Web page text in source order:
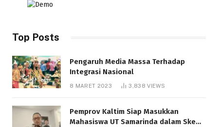
Top Posts
Pengaruh Media Massa Terhadap
Integrasi Nasional
8 MARET 2023 3,838VIEWS
Pemprov Kaltim Siap Masukkan
Mahasiswa UT Samarinda dalam Skema